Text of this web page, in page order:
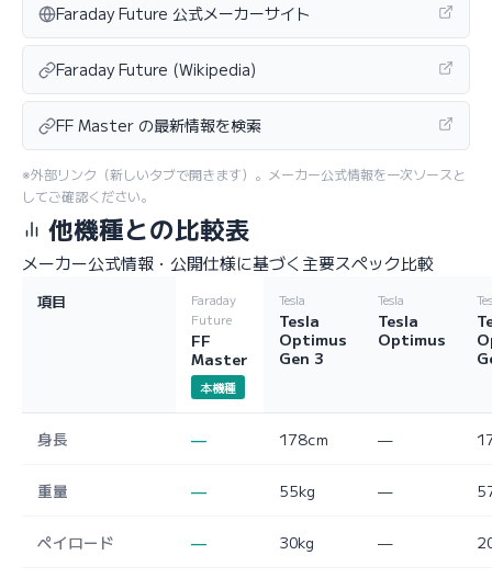
Faraday Future 公式メーカーサイト
Faraday Future (Wikipedia)
FF Master の最新情報を検索
※外部リンク（新しいタブで開きます）。メーカー公式情報を一次ソースと
してご確認ください。
他機種との比較表
メーカー公式情報・公開仕様に基づく主要スペック比較
項目
Faraday
Future
FF
Master
本機種
Tesla
Tesla
Optimus
Gen 3
Tesla
Tesla
Optimus
身長 — 178cm —
重量 — 55kg —
ペイロード — 30kg —